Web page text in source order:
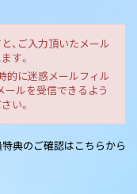
、ご入力頂いたメール
す。
的に迷惑メールフィル
ールを受信できるよう
い。
典のご確認はこちらから